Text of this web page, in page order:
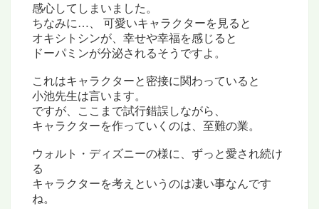
感心してしまいました。
ちなみに…、 可愛いキャラクターを見ると
オキシトシンが、幸せや幸福を感じると
ドーパミンが分泌されるそうですよ。
これはキャラクターと密接に関わっていると
小池先生は言います。
ですが、ここまで試行錯誤しながら、
キャラクターを作っていくのは、至難の業。
ウォルト・ディズニーの様に、ずっと愛され続け
る
キャラクターを考えというのは凄い事なんです
ね。